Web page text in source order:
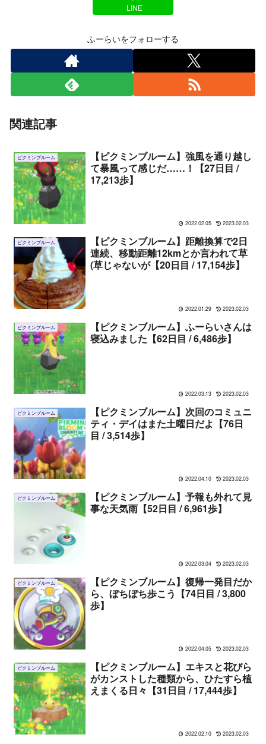
LINE
ふーらいをフォローする
関連記事
ピクミンブルーム
【ピクミンブルーム】強風を通り越し
て暴風って感じだ……！【27日目 /
17,213歩】
2022.02.05 2023.02.03
ピクミンブルーム
【ピクミンブルーム】距離換算で2日
連続、移動距離12kmとか言われて草
(草じゃないが【20日目 / 17,154歩】
2022.01.29 2023.02.03
ピクミンブルーム
【ピクミンブルーム】ふーらいさんは
寝込みました【62日目 / 6,486歩】
2022.03.13 2023.02.03
ピクミンブルーム
【ピクミンブルーム】次回のコミュニ
ティ・デイはまた土曜日だよ【76日
目 / 3,514歩】
2022.04.10 2023.02.03
ピクミンブルーム
【ピクミンブルーム】予報も外れて見
事な天気雨【52日目 / 6,961歩】
2022.03.04 2023.02.03
ピクミンブルーム
【ピクミンブルーム】復帰一発目だか
ら、ぼちぼち歩こう【74日目 / 3,800
歩】
2022.04.05 2023.02.03
ピクミンブルーム
【ピクミンブルーム】エキスと花びら
がカンストした種類から、ひたすら植
えまくる日々【31日目 / 17,444歩】
2022.02.10 2023.02.03